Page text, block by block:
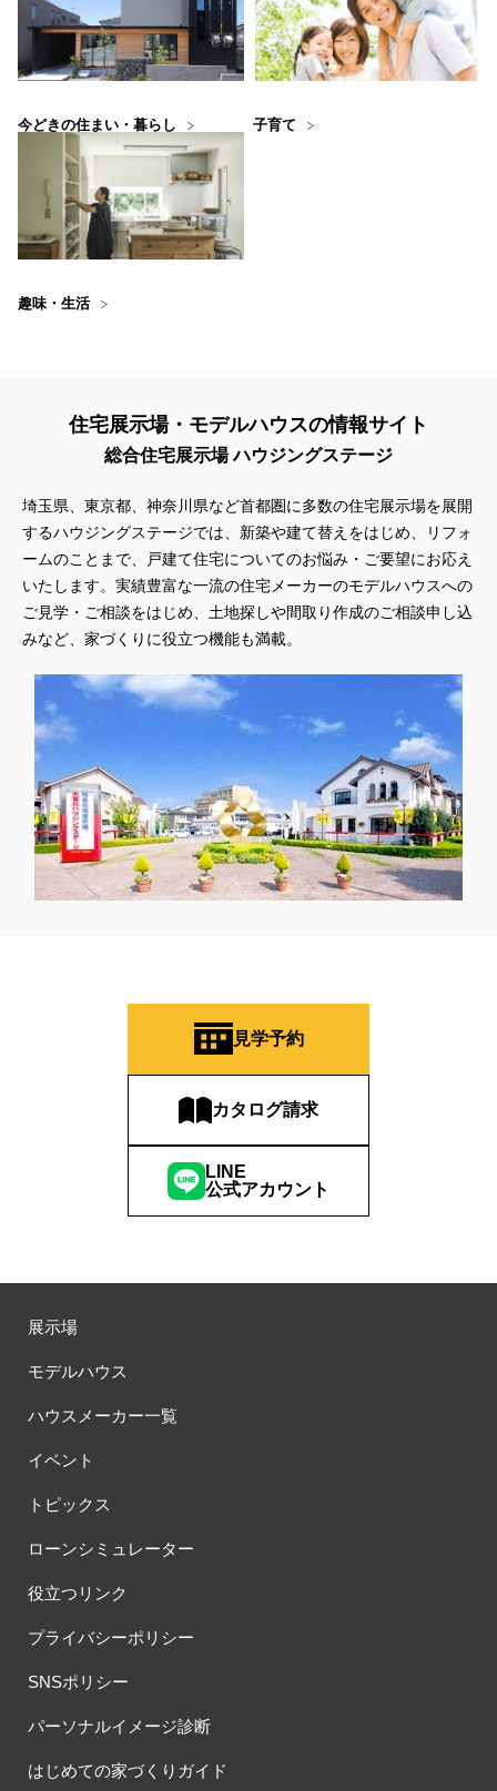
今どきの住まい・暮らし 子育て
趣味・生活
住宅展示場・モデルハウスの情報サイト
総合住宅展示場 ハウジングステージ
埼玉県、東京都、神奈川県など首都圏に多数の住宅展示場を展開
するハウジングステージでは、新築や建て替えをはじめ、リフォ
ームのことまで、戸建て住宅についてのお悩み・ご要望にお応え
いたします。実績豊富な一流の住宅メーカーのモデルハウスへの
ご見学・ご相談をはじめ、土地探しや間取り作成のご相談申し込
みなど、家づくりに役立つ機能も満載。
見学予約
カタログ請求
LINE
公式アカウント
展示場
モデルハウス
ハウスメーカー一覧
イベント
トピックス
ローンシミュレーター
役立つリンク
プライバシーポリシー
SNSポリシー
パーソナルイメージ診断
はじめての家づくりガイド